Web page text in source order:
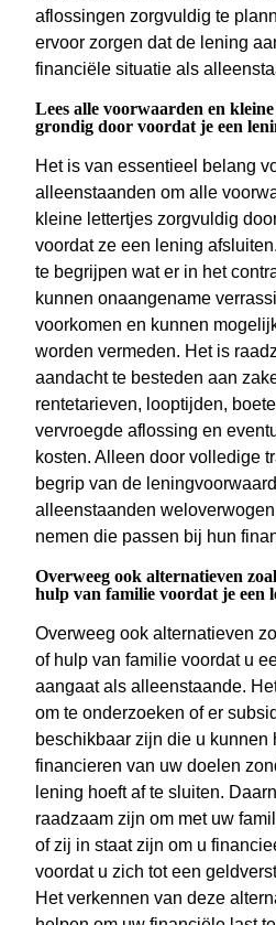
aflossingen zorgvuldig te
ervoor zorgen dat de lening
financiële situatie als
Lees alle voorwaarden en
grondig door voordat je een
Het is van essentieel belang
alleenstaanden om alle
kleine lettertjes zorgvuldig
voordat ze een lening
te begrijpen wat er in het
kunnen onaangename
voorkomen en kunnen
worden vermeden. Het is
aandacht te besteden aan
rentetarieven, looptijden,
vervroegde aflossing en
kosten. Alleen door volledige
begrip van de
alleenstaanden
nemen die passen bij hun
Overweeg ook alternatieven
hulp van familie voordat je een
Overweeg ook alternatieven
of hulp van familie voordat u
aangaat als alleenstaande.
om te onderzoeken of er
beschikbaar zijn die u kunnen
financieren van uw doelen
lening hoeft af te sluiten.
raadzaam zijn om met uw
of zij in staat zijn om u
voordat u zich tot een
Het verkennen van deze